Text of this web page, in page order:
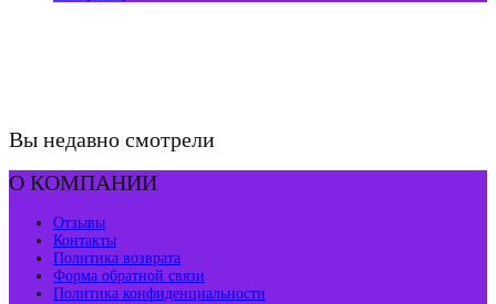
Вы недавно смотрели
О КОМПАНИИ
Отзывы
Контакты
Политика возврата
Форма обратной связи
Политика конфиденциальности